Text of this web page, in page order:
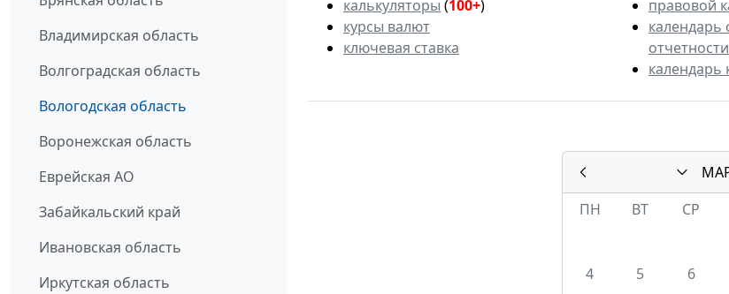
Владимирская область
Волгоградская область
Вологодская область
Воронежская область
Еврейская АО
Забайкальский край
Ивановская область
Иркутская область
калькуляторы (100+)
курсы валют
ключевая ставка
правовой
календарь
отчетности
календарь
ПН
ВТ СР
4
5 6